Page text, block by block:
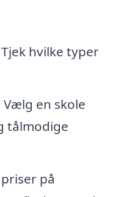
hvilke typer
en skole
tålmodige
på